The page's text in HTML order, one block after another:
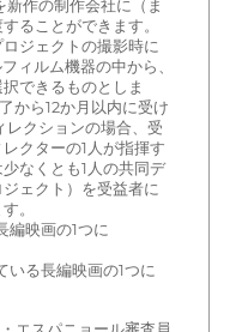
作の制作会社に（ま
ることができます。
ジェクトの撮影時に
ィルム機器の中から、
できるものとしま
から12か月以内に受け
レクションの場合、受
クターの1人が指揮す
なくとも1人の共同デ
ェクト）を受益者に
。
編映画の1つに
いる長編映画の1つに